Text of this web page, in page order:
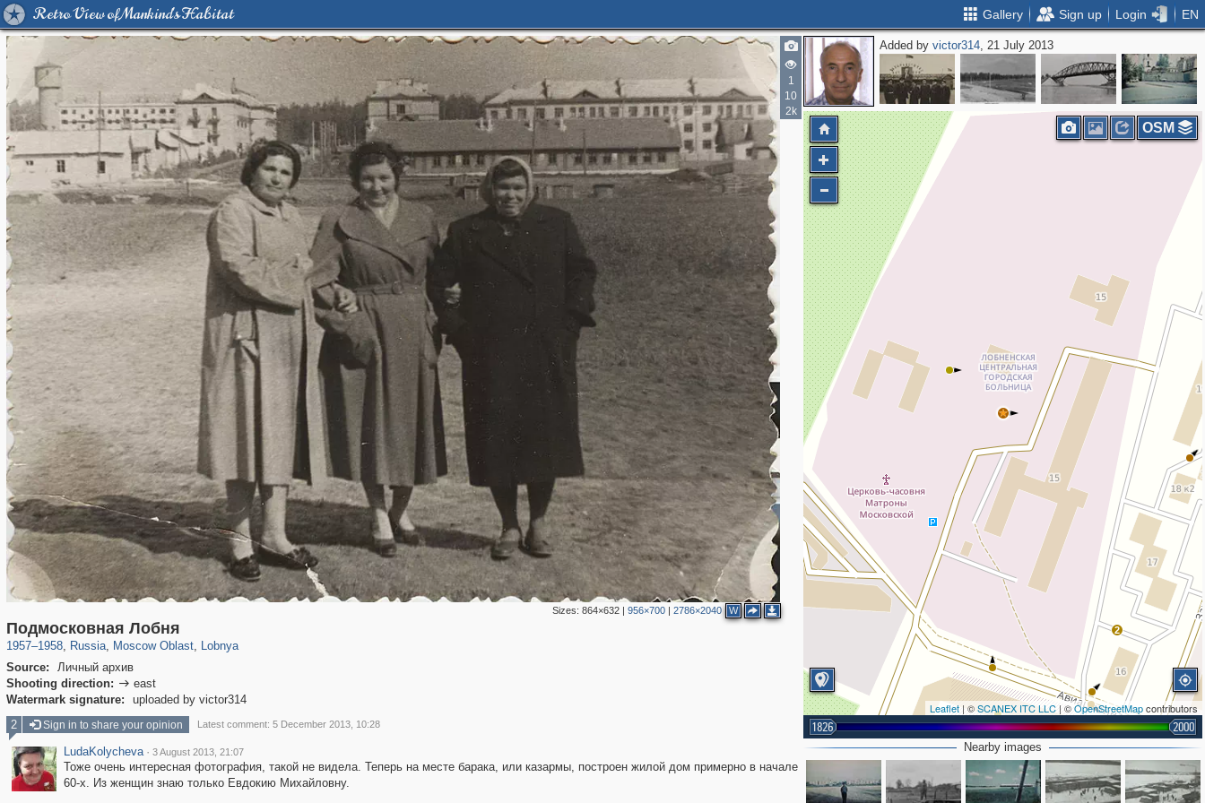
Retro View of Mankind's Habitat Gallery Sign up Login EN
1
10
2k
Sizes: 864×632| 956×700| 2786×2040 W
Подмосковная Лобня
1957–1958, Russia
1,406,461 29,243
, Moscow Oblast
96,324 1,691
, Lobnya
Source:
Личный архив
Shooting direction:  east
Watermark signature:
uploaded by victor314
Added byvictor314, 21 July 2013
2
Leaflet | ©SCANEX ITC LLC | ©OpenStreetMapcontributors
1826 2000
OSM
Nearby images
2 Sign in to share your opinion Latest comment: 5 December 2013, 10:28
LudaKolycheva · 3 August 2013, 21:07
Тоже очень интересная фотография, такой не видела. Теперь на месте барака, или казармы, построен жилой дом примерно в начале
60-х. Из женщин знаю только Евдокию Михайловну.